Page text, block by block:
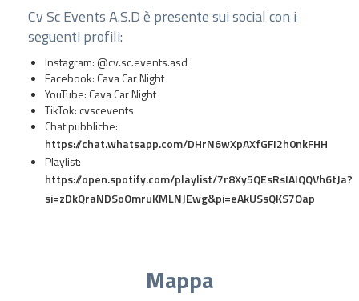
Cv Sc Events A.S.D è presente sui social con i
seguenti profili:
Instagram: @cv.sc.events.asd
Facebook: Cava Car Night
YouTube: Cava Car Night
TikTok: cvscevents
Chat pubbliche:
https://chat.whatsapp.com/DHrN6wXpAXfGFI2h0nkFHH
Playlist:
https://open.spotify.com/playlist/7r8Xy5QEsRsIAIQQVh6tJa?
si=zDkQraNDSoOmruKMLNJEwg&pi=eAkUSsQKS7Oap
Mappa